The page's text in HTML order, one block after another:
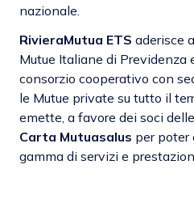
nazionale.
RivieraMutua ETS aderisce
Mutue Italiane di Previdenza
consorzio cooperativo con
le Mutue private su tutto il
emette, a favore dei soci
Carta Mutuasalus per poter
gamma di servizi e